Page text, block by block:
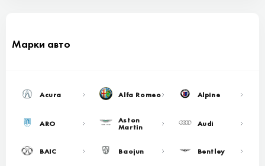
Марки авто
Acura Alfa Romeo Alpine
ARO Aston
Martin Audi
BAIC Baojun Bentley